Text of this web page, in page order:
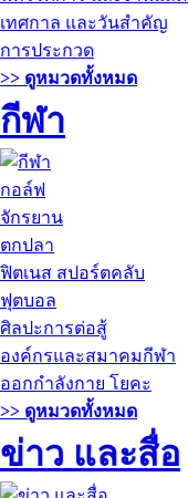
เทศกาล และวันสำคัญ
การประกวด
>> ดูหมวดทั้งหมด
กีฬา
กอล์ฟ
จักรยาน
ตกปลา
ฟิตเนส สปอร์ตคลับ
ฟุตบอล
ศิลปะการต่อสู้
องค์กรและสมาคมกีฬา
ออกกำลังกาย โยคะ
>> ดูหมวดทั้งหมด
ข่าว และสื่อ